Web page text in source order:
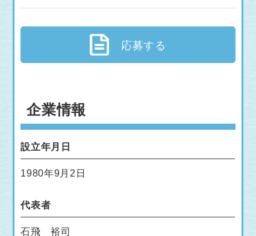
応募する
企業情報
設立年月日
1980年9月2日
代表者
石飛 裕司